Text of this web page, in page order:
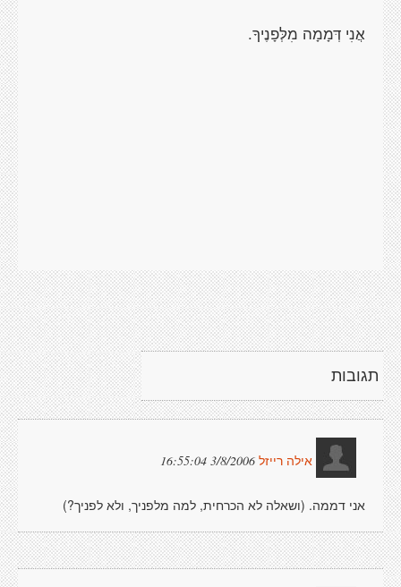
אֲנִי דְּמָמָה מִלְּפָנֶיךָ.
תגובות
אילה רייזל 3/8/2006 16:55:04
אני דממה. (ושאלה לא הכרחית, למה מלפניך, ולא לפניך?)